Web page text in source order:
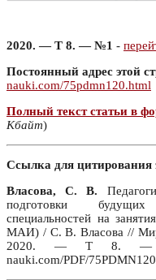
2020. — Т 8. — №1 -
Постоянный адрес этой
nauki.com/75pdmn120.html
Полный текст статьи в
Кбайт)
Ссылка для цитирования
Власова, С. В.
подготовки
специальностей на
МАИ) / С. В. Власова // Мир
2020. — Т 8. —
nauki.com/PDF/